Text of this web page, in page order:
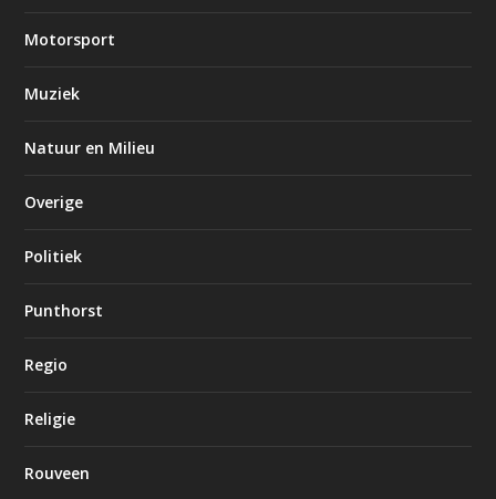
Motorsport
Muziek
Natuur en Milieu
Overige
Politiek
Punthorst
Regio
Religie
Rouveen